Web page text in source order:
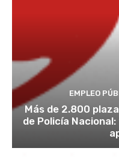
EMPLEO
Más de 2.800
de Policía